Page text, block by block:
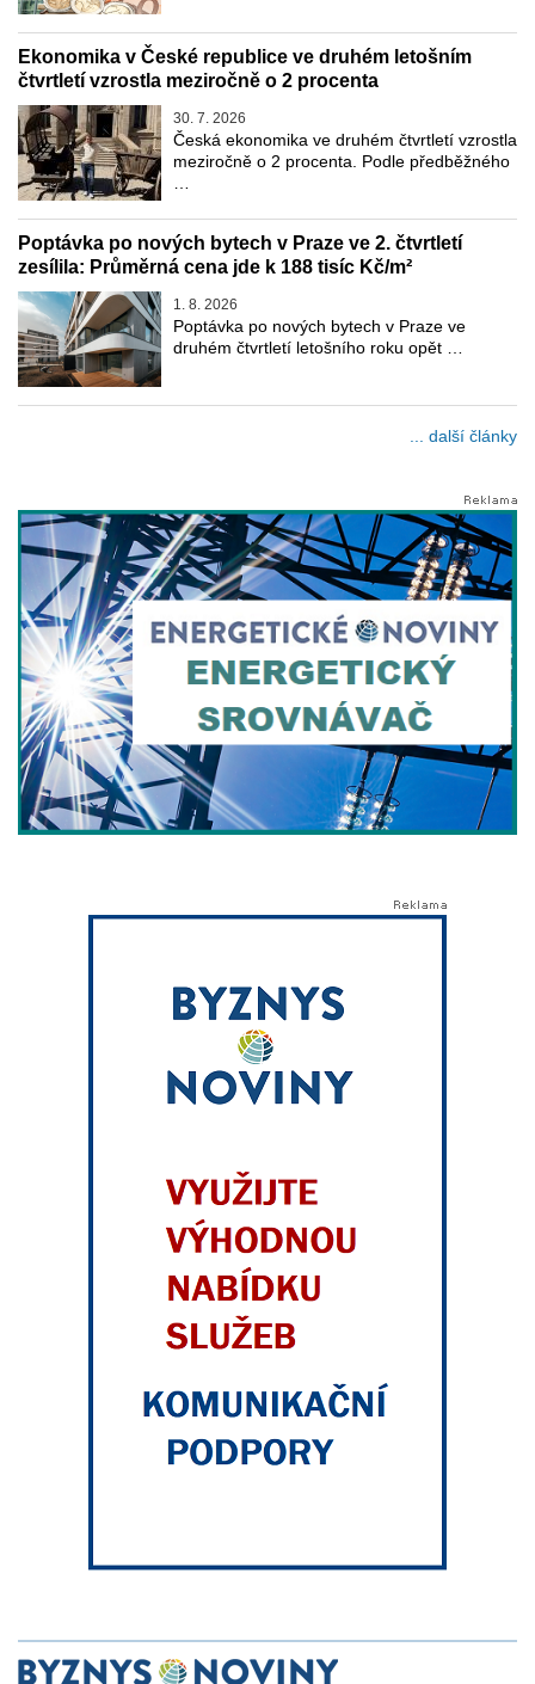
Ekonomika v České republice ve druhém letošním
čtvrtletí vzrostla meziročně o 2 procenta
30. 7. 2026
Česká ekonomika ve druhém čtvrtletí vzrostla
meziročně o 2 procenta. Podle předběžného
Poptávka po nových bytech v Praze ve 2. čtvrtletí
zesílila: Průměrná cena jde k 188 tisíc Kč/m²
1. 8. 2026
Poptávka po nových bytech v Praze ve
druhém čtvrtletí letošního roku opět …
... další články